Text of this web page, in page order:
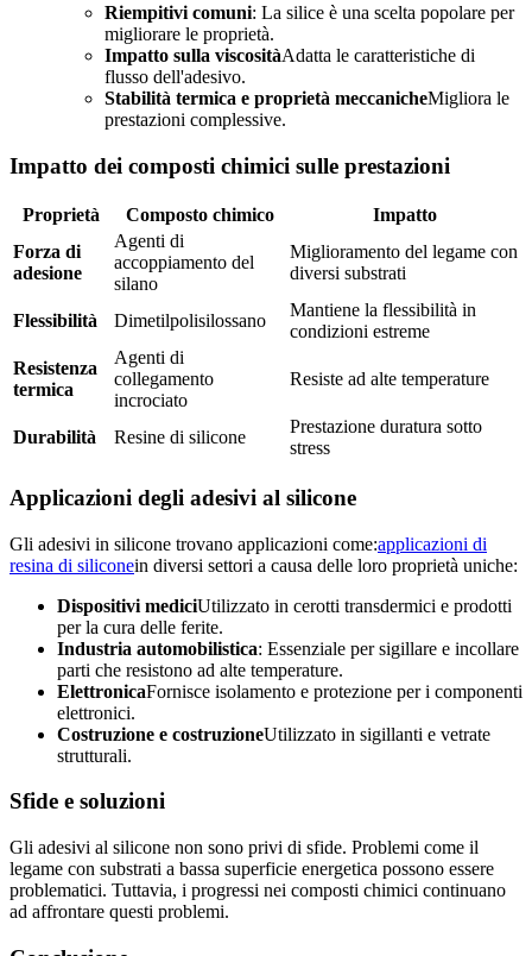
Riempitivi comuni: La silice è una scelta popolare per
migliorare le proprietà.
Impatto sulla viscositàAdatta le caratteristiche di
flusso dell'adesivo.
Stabilità termica e proprietà meccanicheMigliora le
prestazioni complessive.
Impatto dei composti chimici sulle prestazioni
Proprietà Composto chimico
Impatto
Forza di
adesione
Agenti di
accoppiamento del
silano
Miglioramento del legame con
diversi substrati
Flessibilità Dimetilpolisilossano
Mantiene la flessibilità in
condizioni estreme
Resistenza
termica
Agenti di
collegamento
incrociato
Resiste ad alte temperature
Durabilità Resine di silicone
Prestazione duratura sotto
stress
Applicazioni degli adesivi al silicone
Gli adesivi in silicone trovano applicazioni come:applicazioni di
resina di siliconein diversi settori a causa delle loro proprietà uniche:
Dispositivi mediciUtilizzato in cerotti transdermici e prodotti
per la cura delle ferite.
Industria automobilistica: Essenziale per sigillare e incollare
parti che resistono ad alte temperature.
ElettronicaFornisce isolamento e protezione per i componenti
elettronici.
Costruzione e costruzioneUtilizzato in sigillanti e vetrate
strutturali.
Sfide e soluzioni
Gli adesivi al silicone non sono privi di sfide. Problemi come il
legame con substrati a bassa superficie energetica possono essere
problematici. Tuttavia, i progressi nei composti chimici continuano
ad affrontare questi problemi.